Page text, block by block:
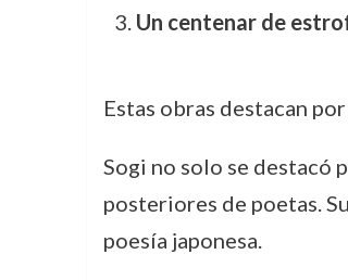
Un centenar de
Estas obras destacan
Sogi no solo se destacó
posteriores de poetas.
poesía japonesa.